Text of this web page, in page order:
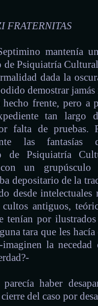
FRATERNITAS
mantenía
de Psiquiatría
dada la
demostrar jamás
frente, pero a
tan largo
falta de pruebas.
las
de Psiquiatría
con un
depositario de la
desde
cultos antiguos,
tenían por
tara que les
la necedad
haber
del caso por